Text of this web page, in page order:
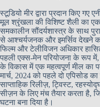
स्टूडियो मीर द्वारा प्रदान किए
मूल श्रृंखला की विशिष्ट शैली का
समकालीन सौंदर्यशास्त्र के साथ
से आश्चर्यजनक और इमर्सिव देखने
फिल्म और टेलीविजन अधिकार
पहली एक्स-मेन परियोजना के रूप में,
के विकास में एक महत्वपूर्ण मील का
मार्च, 2024 को पहले दो एपिसोड
साप्ताहिक रिलीज़, ट्विस्ट,
सीज़न के लिए मंच तैयार करता है,
घटना बना दिया है।